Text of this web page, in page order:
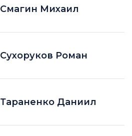
Смагин Михаил
Сухоруков Роман
Тараненко Даниил